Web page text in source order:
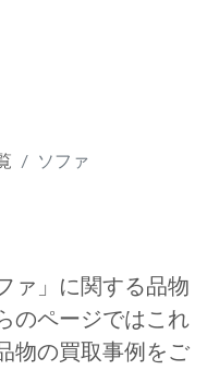
ソファ
ァ」に関する品物
のページではこれ
物の買取事例をご